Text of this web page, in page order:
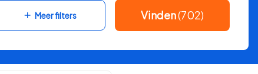
Meer filters Vinden(702)